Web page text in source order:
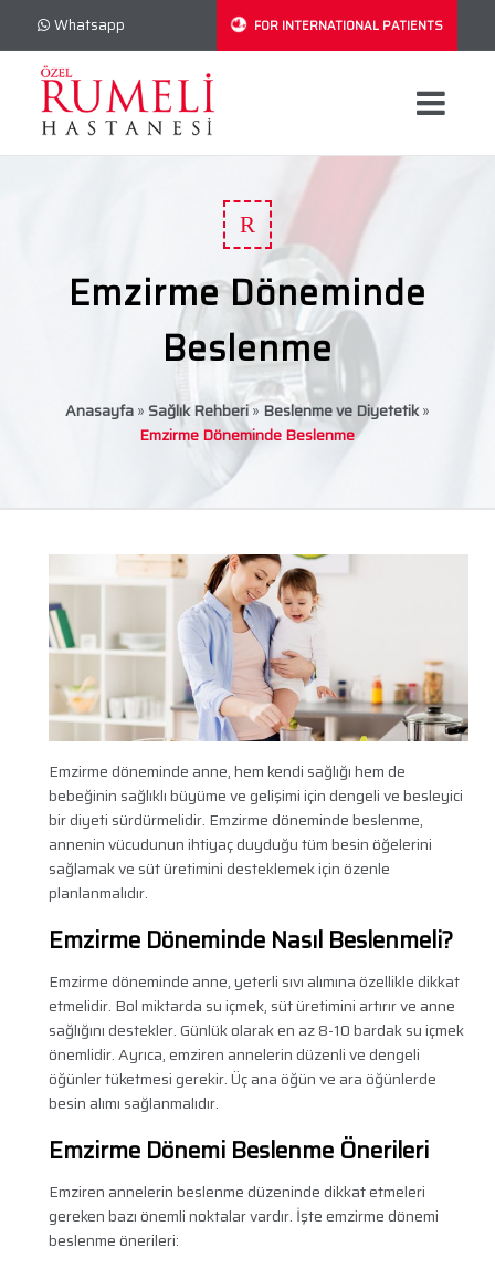
Whatsapp FOR INTERNATIONAL PATIENTS
R
Emzirme Döneminde
Beslenme
Anasayfa» Sağlık Rehberi» Beslenme ve Diyetetik»
Emzirme Döneminde Beslenme
Emzirme döneminde anne, hem kendi sağlığı hem de
bebeğinin sağlıklı büyüme ve gelişimi için dengeli ve besleyici
bir diyeti sürdürmelidir. Emzirme döneminde beslenme,
annenin vücudunun ihtiyaç duyduğu tüm besin öğelerini
sağlamak ve süt üretimini desteklemek için özenle
planlanmalıdır.
Emzirme Döneminde Nasıl Beslenmeli?
Emzirme döneminde anne, yeterli sıvı alımına özellikle dikkat
etmelidir. Bol miktarda su içmek, süt üretimini artırır ve anne
sağlığını destekler. Günlük olarak en az 8-10 bardak su içmek
önemlidir. Ayrıca, emziren annelerin düzenli ve dengeli
öğünler tüketmesi gerekir. Üç ana öğün ve ara öğünlerde
besin alımı sağlanmalıdır.
Emzirme Dönemi Beslenme Önerileri
Emziren annelerin beslenme düzeninde dikkat etmeleri
gereken bazı önemli noktalar vardır. İşte emzirme dönemi
beslenme önerileri: